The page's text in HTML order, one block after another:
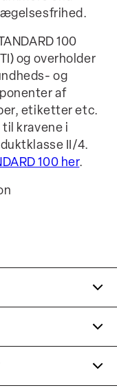
100
og overholder
og
af
etiketter etc.
kravene i
II/4.
100 her.
100.
side.